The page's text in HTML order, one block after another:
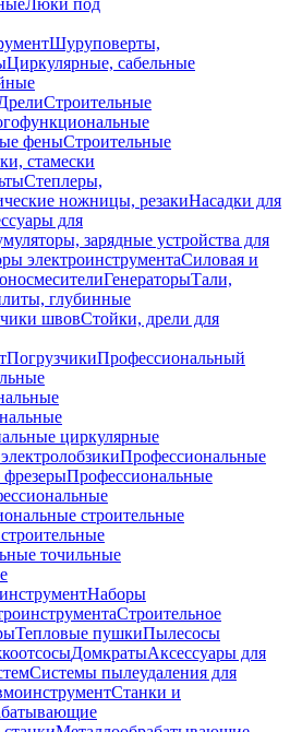
Люки под
Шуруповерты,
Циркулярные, сабельные
Строительные
феныСтроительные
стамески
Степлеры,
ножницы, резакиНасадки для
для
зарядные устройства для
электроинструментаСиловая и
ГенераторыТали,
глубинные
швовСтойки, дрели для
ПогрузчикиПрофессиональный
циркулярные
Профессиональные
Профессиональные
строительные
точильные
Наборы
Строительное
Тепловые пушкиПылесосы
ДомкратыАксессуары для
Системы пылеудаления для
Станки и